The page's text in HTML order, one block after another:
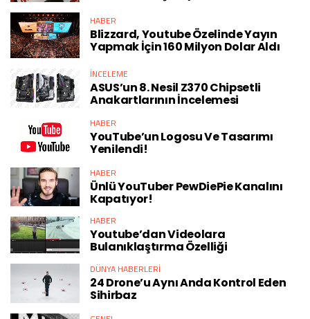
HABER
Blizzard, Youtube Özelinde Yayın
Yapmak İçin 160 Milyon Dolar Aldı
İNCELEME
ASUS’un 8. Nesil Z370 Chipsetli
Anakartlarının İncelemesi
HABER
YouTube’un Logosu Ve Tasarımı
Yenilendi!
HABER
Ünlü YouTuber PewDiePie Kanalını
Kapatıyor!
HABER
Youtube’dan Videolara
Bulanıklaştırma Özelliği
DÜNYA HABERLERI
24 Drone’u Aynı Anda Kontrol Eden
Sihirbaz